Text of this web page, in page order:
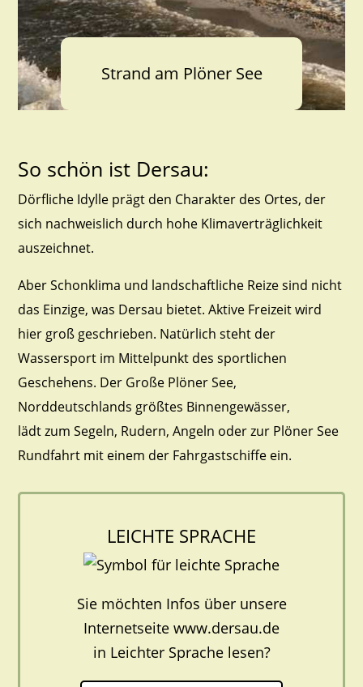
Strand am Plöner See
So schön ist Dersau:
Dörfliche Idylle prägt den Charakter des Ortes, der
sich nachweislich durch hohe Klimaverträglichkeit
auszeichnet.
Aber Schonklima und landschaftliche Reize sind nicht
das Einzige, was Dersau bietet. Aktive Freizeit wird
hier groß geschrieben. Natürlich steht der
Wassersport im Mittelpunkt des sportlichen
Geschehens. Der Große Plöner See,
Norddeutschlands größtes Binnengewässer,
lädt zum Segeln, Rudern, Angeln oder zur Plöner See
Rundfahrt mit einem der Fahrgastschiffe ein.
LEICHTE SPRACHE
Sie möchten Infos über unsere
Internetseite www.dersau.de
in Leichter Sprache lesen?